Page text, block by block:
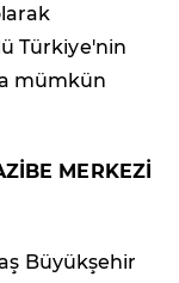
Türkiye'nin
mümkün
MERKEZİ
Büyükşehir